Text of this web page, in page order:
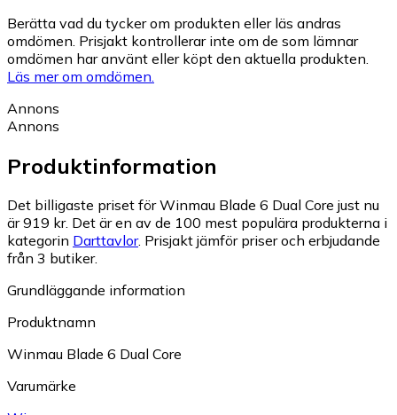
Berätta vad du tycker om produkten eller läs andras
omdömen. Prisjakt kontrollerar inte om de som lämnar
omdömen har använt eller köpt den aktuella produkten.
Läs mer om omdömen.
Annons
Annons
Produktinformation
Det billigaste priset för Winmau Blade 6 Dual Core just nu
är 919 kr. Det är en av de 100 mest populära produkterna i
kategorin Darttavlor. Prisjakt jämför priser och erbjudande
från 3 butiker.
Grundläggande information
Produktnamn
Winmau Blade 6 Dual Core
Varumärke